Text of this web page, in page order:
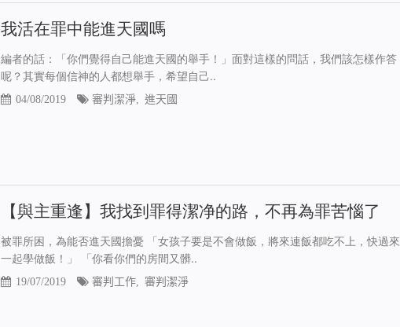
我活在罪中能進天國嗎
編者的話：「你們覺得自己能進天國的舉手！」面對這樣的問話，我們該怎樣作答
呢？其實每個信神的人都想舉手，希望自己..
04/08/2019 審判潔淨, 進天國
【與主重逢】我找到罪得潔净的路，不再為罪苦惱了
被罪所困，為能否進天國擔憂 「女孩子要是不會做飯，將來連飯都吃不上，快過來
一起學做飯！」 「你看你們的房間又髒..
19/07/2019 審判工作, 審判潔淨